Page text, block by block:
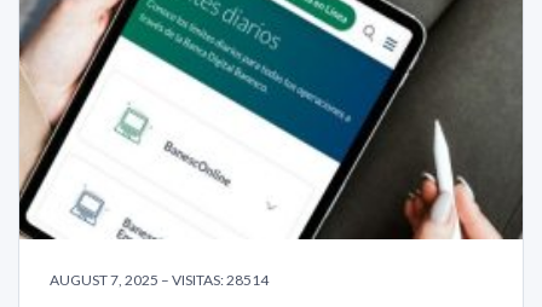
AUGUST 7, 2025 – VISITAS: 28514